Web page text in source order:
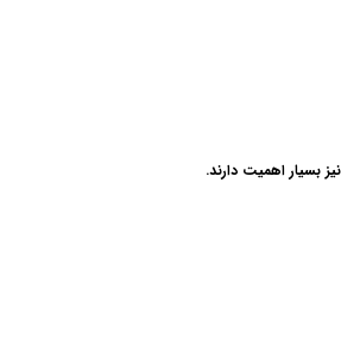
بسیار اهمیت دارند.